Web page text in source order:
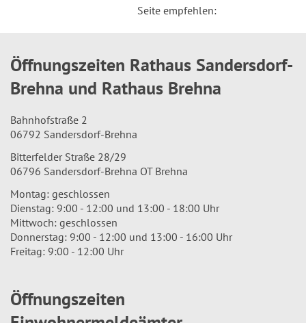
Seite empfehlen:
Öffnungszeiten Rathaus Sandersdorf-
Brehna und Rathaus Brehna
Bahnhofstraße 2
06792 Sandersdorf-Brehna
Bitterfelder Straße 28/29
06796 Sandersdorf-Brehna OT Brehna
Montag: geschlossen
Dienstag: 9:00 - 12:00 und 13:00 - 18:00 Uhr
Mittwoch: geschlossen
Donnerstag: 9:00 - 12:00 und 13:00 - 16:00 Uhr
Freitag: 9:00 - 12:00 Uhr
Öffnungszeiten